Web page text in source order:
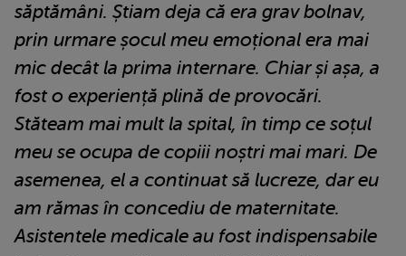
săptămâni. Știam deja că era grav bolnav,
prin urmare șocul meu emoțional era mai
mic decât la prima internare. Chiar și așa, a
fost o experiență plină de provocări.
Stăteam mai mult la spital, în timp ce soțul
meu se ocupa de copiii noștri mai mari. De
asemenea, el a continuat să lucreze, dar eu
am rămas în concediu de maternitate.
Asistentele medicale au fost indispensabile